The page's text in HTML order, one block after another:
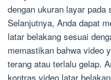
dengan ukuran layar pada
Selanjutnya, Anda dapat
latar belakang sesuai
memastikan bahwa video
terang atau terlalu gelap.
kontras video latar